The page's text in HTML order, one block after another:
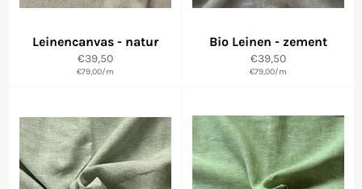
Leinencanvas - natur
Normaler
Preis
€39,50
€79,00/m
Bio Leinen - zement
Normaler
Preis
€39,50
€79,00/m